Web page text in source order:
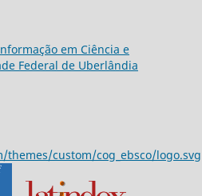
em Ciência e
Federal de Uberlândia